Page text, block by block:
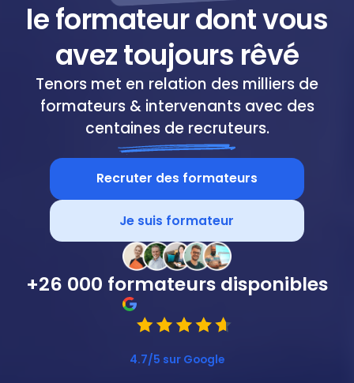
le formateur dont vous
avez toujours rêvé
Tenors met en relation des milliers de
formateurs & intervenants avec des
centaines de recruteurs.
Recruter des formateurs
Je suis formateur
+26 000 formateurs disponibles
4.7/5 sur Google